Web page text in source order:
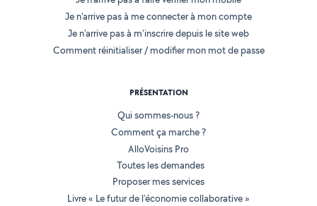
Je n'arrive pas à me connecter à mon compte
Je n'arrive pas à m'inscrire depuis le site web
Comment réinitialiser / modifier mon mot de passe
PRÉSENTATION
Qui sommes-nous ?
Comment ça marche ?
AlloVoisins Pro
Toutes les demandes
Proposer mes services
Livre « Le futur de l'économie collaborative »